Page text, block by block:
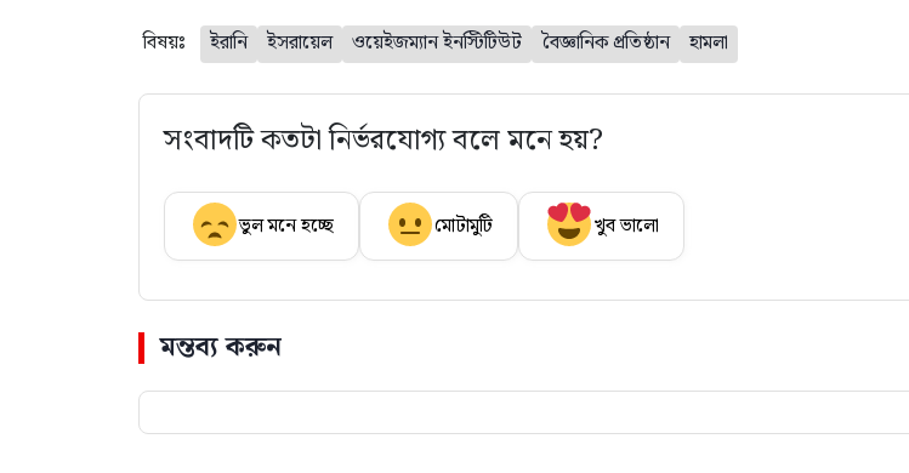
বিষয়ঃ ইরানি ইসরায়েল ওয়েইজম্যান ইনস্টিটিউট বৈজ্ঞানিক প্রতিষ্ঠান হামলা
সংবাদটি কতটা নির্ভরযোগ্য বলে মনে হয়?
ভুল মনে হচ্ছে মোটামুটি খুব ভালো
মন্তব্য করুন